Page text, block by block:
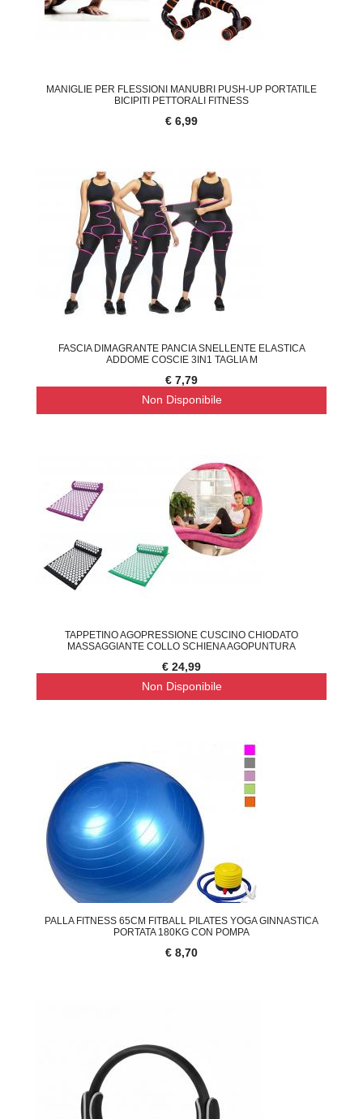
MANIGLIE PER FLESSIONI MANUBRI PUSH-UP PORTATILE
BICIPITI PETTORALI FITNESS
€ 6,99
FASCIA DIMAGRANTE PANCIA SNELLENTE ELASTICA
ADDOME COSCIE 3IN1 TAGLIA M
€ 7,79
Non Disponibile
TAPPETINO AGOPRESSIONE CUSCINO CHIODATO
MASSAGGIANTE COLLO SCHIENA AGOPUNTURA
€ 24,99
Non Disponibile
PALLA FITNESS 65CM FITBALL PILATES YOGA GINNASTICA
PORTATA 180KG CON POMPA
€ 8,70